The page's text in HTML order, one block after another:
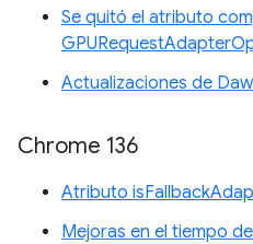
Se quitó el atributo
Actualizaciones de
Chrome 136
Atributo
Mejoras en el tiempo